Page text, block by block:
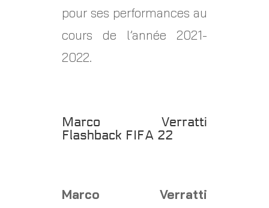
pour ses performances au
cours de l’année 2021-
2022.
Marco Verratti
Flashback FIFA 22
Marco Verratti